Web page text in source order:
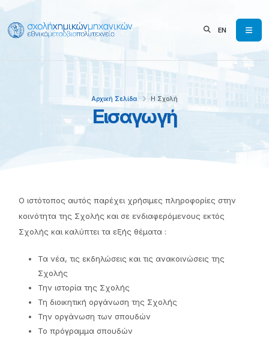
EN
Εισαγωγή
Αρχική Σελίδα Η Σχολή
Ο ιστότοπος αυτός παρέχει χρήσιμες πληροφορίες στην
κοινότητα της Σχολής και σε ενδιαφερόμενους εκτός
Σχολής και καλύπτει τα εξής θέματα :
Τα νέα, τις εκδηλώσεις και τις ανακοινώσεις της
Σχολής
Την ιστορία της Σχολής
Τη διοικητική οργάνωση της Σχολής
Την οργάνωση των σπουδών
Το πρόγραμμα σπουδών